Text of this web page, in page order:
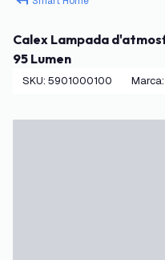
Calex Lampada d'atmosfera Smart RGB+CCT - 3.5W -
95 Lumen
SKU: 5901000100 Marca: